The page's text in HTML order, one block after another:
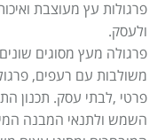
בנייה בעץ
גינה וחוץ
תקנון אתר
פרגולות עץ מעוצבת
ולעסק.
פרגולה מעץ מסוגים שונים
משולבות עם רעפים,
פרטי ,לבתי עסק. תכנון
השמש ולתנאי המבנה